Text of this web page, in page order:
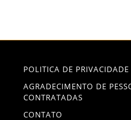
POLITICA DE PRIVACIDADE
AGRADECIMENTO DE
CONTRATADAS
CONTATO